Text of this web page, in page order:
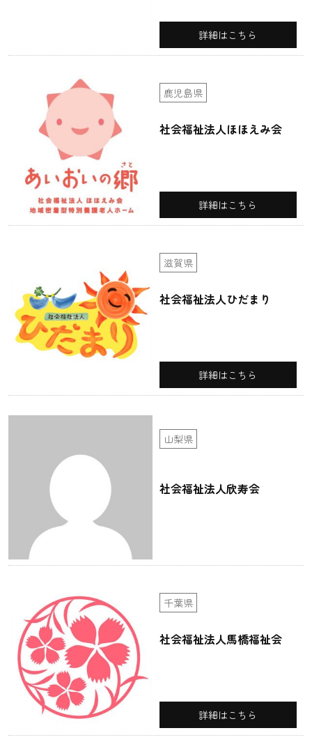
詳細はこちら
鹿児島県
社会福祉法人ほほえみ会
詳細はこちら
滋賀県
社会福祉法人ひだまり
詳細はこちら
山梨県
社会福祉法人欣寿会
千葉県
社会福祉法人馬橋福祉会
詳細はこちら